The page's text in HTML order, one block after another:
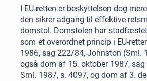
I EU-retten er beskyttelsen dog
den sikrer adgang til effektive
domstol. Domstolen har
som et overordnet princip i EU-
1986, sag 222/84, Johnston (Sml.
også dom af 15. oktober 1987,
Sml. 1987, s. 4097, og dom af 3.